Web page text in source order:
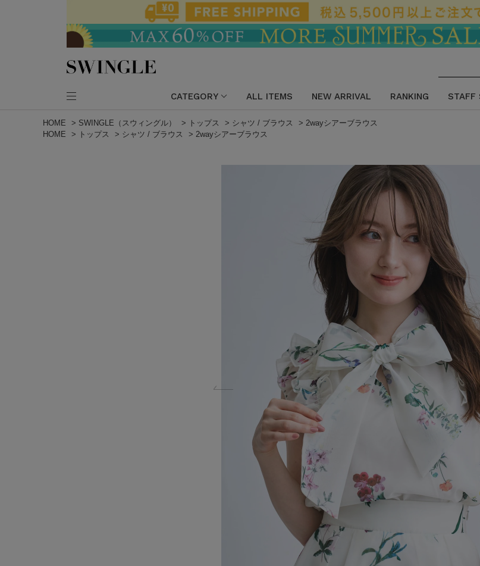
CATEGORY ALL ITEMS NEW ARRIVAL RANKING STAFF
HOME > SWINGLE（スウィングル） > トップス > シャツ / ブラウス > 2wayシアーブラウス
HOME
> トップス > シャツ / ブラウス > 2wayシアーブラウス